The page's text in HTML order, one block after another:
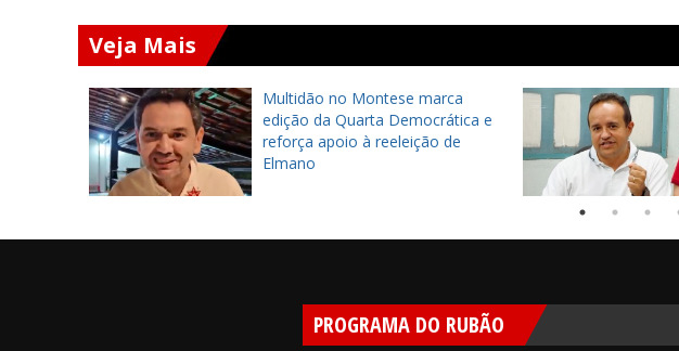
Veja Mais
Multidão no Montese marca
edição da Quarta Democrática e
reforça apoio à reeleição de
Elmano
PROGRAMA DO RUBÃO